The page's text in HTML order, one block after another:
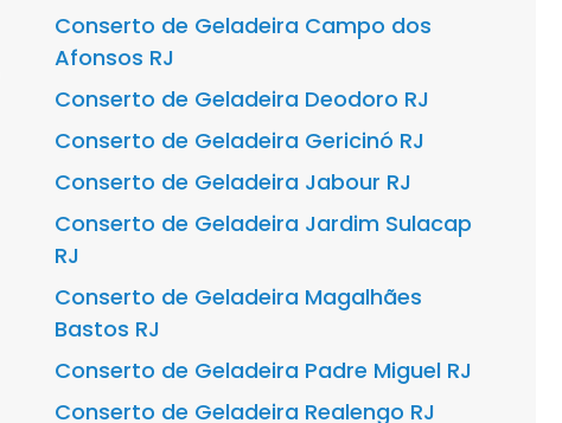
Conserto de Geladeira Campo dos
Afonsos RJ
Conserto de Geladeira Deodoro RJ
Conserto de Geladeira Gericinó RJ
Conserto de Geladeira Jabour RJ
Conserto de Geladeira Jardim Sulacap
RJ
Conserto de Geladeira Magalhães
Bastos RJ
Conserto de Geladeira Padre Miguel RJ
Conserto de Geladeira Realengo RJ